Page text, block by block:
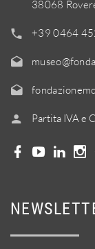
38068
+39 0464
Partita IVA e